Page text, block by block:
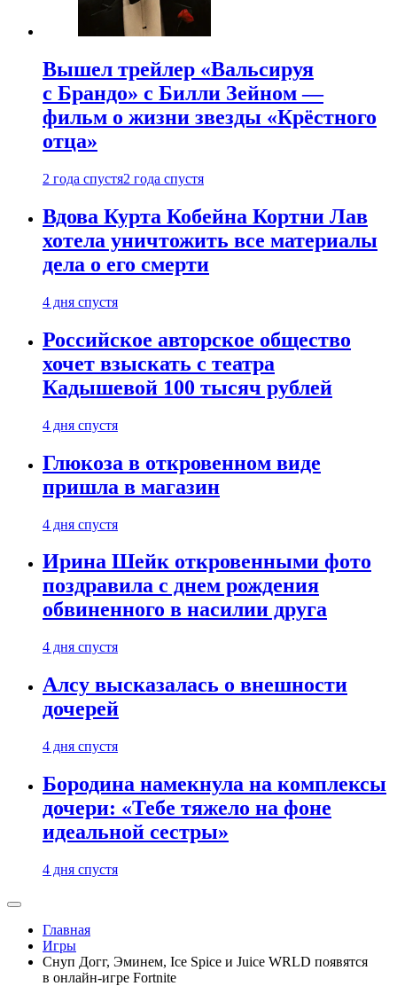
Вышел трейлер «Вальсируя
с Брандо» с Билли Зейном —
фильм о жизни звезды «Крёстного
отца»
2 года спустя2 года спустя
Вдова Курта Кобейна Кортни Лав
хотела уничтожить все материалы
дела о его смерти
4 дня спустя
Российское авторское общество
хочет взыскать с театра
Кадышевой 100 тысяч рублей
4 дня спустя
Глюкоза в откровенном виде
пришла в магазин
4 дня спустя
Ирина Шейк откровенными фото
поздравила с днем рождения
обвиненного в насилии друга
4 дня спустя
Алсу высказалась о внешности
дочерей
4 дня спустя
Бородина намекнула на комплексы
дочери: «Тебе тяжело на фоне
идеальной сестры»
4 дня спустя
Главная
Игры
Снуп Догг, Эминем, Ice Spice и Juice WRLD появятся
в онлайн-игре Fortnite